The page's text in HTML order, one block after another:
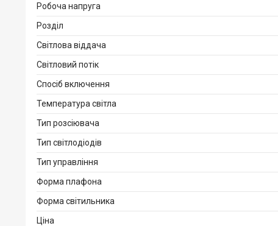
Робоча напруга
Розділ
Світлова віддача
Світловий потік
Спосіб включення
Температура світла
Тип розсіювача
Тип світлодіодів
Тип управління
Форма плафона
Форма світильника
Ціна